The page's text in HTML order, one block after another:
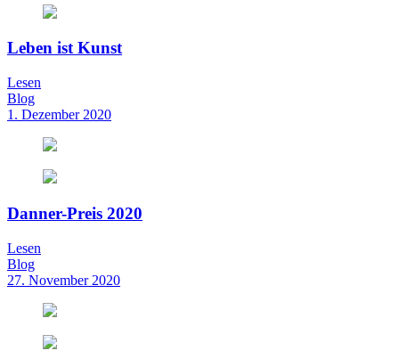
Leben ist Kunst
Lesen
Blog
1. Dezember 2020
Danner-Preis 2020
Lesen
Blog
27. November 2020